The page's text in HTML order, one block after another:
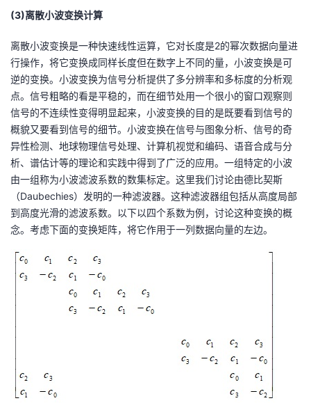
(3)离散小波变换计算
离散小波变换是一种快速线性运算，它对长度是2的幂次数据向量进
行操作，将它变换成同样长度但在数字上不同的量，小波变换是可
逆的变换。小波变换为信号分析提供了多分辨率和多标度的分析观
点。信号粗略的看是平稳的，而在细节处用一个很小的窗口观察则
信号的不连续性变得明显起来，小波变换的目的是既要看到信号的
概貌又要看到信号的细节。小波变换在信号与图象分析、信号的奇
异性检测、地球物理信号处理、计算机视觉和编码、语音合成与分
析、谱估计等的理论和实践中得到了广泛的应用。一组特定的小波
由一组称为小波滤波系数的数集标定。这里我们讨论由德比契斯
（Daubechies）发明的一种滤波器。这种滤波器组包括从高度局部
到高度光滑的滤波系数。以下以四个系数为例，讨论这种变换的概
念。 考虑下面的变换矩阵，将它作用于一列数据向量的左边。